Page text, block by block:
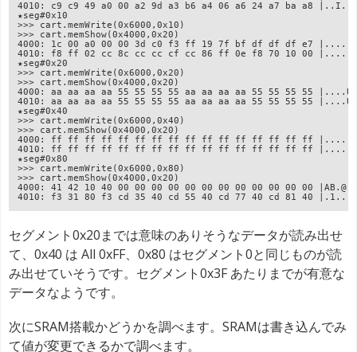
4010: c9 c9 49 a0 00 a2 9d a3 b6 a4 06 a6 24 a7 ba a8
★seg#0x10
>>> cart.memWrite(0x6000,0x10)
>>> cart.memShow(0x4000,0x20)
4000: 1c 00 a0 00 00 3d c0 f3 ff 19 7f bf df df df e7
4010: f8 ff 02 cc 8c cc cc cf cc 86 ff 0e f8 70 10 00
★seg#0x20
>>> cart.memWrite(0x6000,0x20)
>>> cart.memShow(0x4000,0x20)
4000: aa aa aa aa 55 55 55 55 aa aa aa aa 55 55 55 55
4010: aa aa aa aa 55 55 55 55 aa aa aa aa 55 55 55 55
★seg#0x40
>>> cart.memWrite(0x6000,0x40)
>>> cart.memShow(0x4000,0x20)
4000: ff ff ff ff ff ff ff ff ff ff ff ff ff ff ff ff
4010: ff ff ff ff ff ff ff ff ff ff ff ff ff ff ff ff
★seg#0x80
>>> cart.memWrite(0x6000,0x80)
>>> cart.memShow(0x4000,0x20)
4000: 41 42 10 40 00 00 00 00 00 00 00 00 00 00 00 00
4010: f3 31 80 f3 cd 35 40 cd 55 40 cd 77 40 cd 81 40
セグメント0x20までは意味のありそうなデータが読み出せ
て、0x40 は All 0xFF、0x80 はセグメント0と同じものが読
み出せていそうです。セグメント0x3F あたりまでが有意な
データなようです。
次にSRAM搭載かどうかを調べます。SRAMは書き込んでみ
て値が変更できるかで調べます。